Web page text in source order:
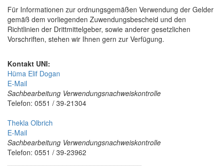
Für Informationen zur ordnungsgemäßen Verwendung der Gelder
gemäß dem vorliegenden Zuwendungsbescheid und den
Richtlinien der Drittmittelgeber, sowie anderer gesetzlichen
Vorschriften, stehen wir Ihnen gern zur Verfügung.
Kontakt UNI:
Hüma Elif Dogan
E-Mail
Sachbearbeitung Verwendungsnachweiskontrolle
Telefon: 0551 / 39-21304
Thekla Olbrich
E-Mail
Sachbearbeitung Verwendungsnachweiskontrolle
Telefon: 0551 / 39-23962